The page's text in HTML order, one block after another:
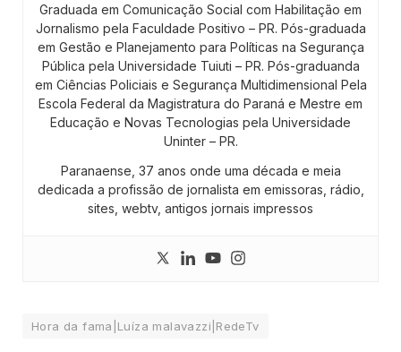
Graduada em Comunicação Social com Habilitação em
Jornalismo pela Faculdade Positivo – PR. Pós-graduada
em Gestão e Planejamento para Políticas na Segurança
Pública pela Universidade Tuiuti – PR. Pós-graduanda
em Ciências Policiais e Segurança Multidimensional Pela
Escola Federal da Magistratura do Paraná e Mestre em
Educação e Novas Tecnologias pela Universidade
Uninter – PR.
Paranaense, 37 anos onde uma década e meia
dedicada a profissão de jornalista em emissoras, rádio,
sites, webtv, antigos jornais impressos
Hora da fama|Luíza malavazzi|RedeTv